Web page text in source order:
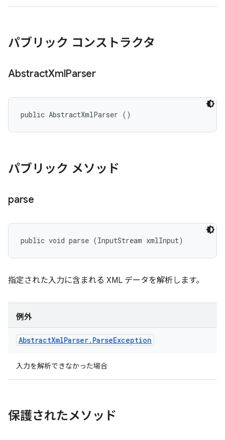
パブリック コンストラクタ
AbstractXmlParser
public AbstractXmlParser ()
パブリック メソッド
parse
public void parse (InputStream xmlInput)
指定された入力に含まれる XML データを解析します。
例外
AbstractXmlParser. ParseException
入力を解析できなかった場合
保護されたメソッド